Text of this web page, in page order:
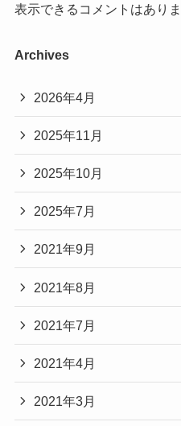
表示できるコメントはありま
Archives
2026年4月
2025年11月
2025年10月
2025年7月
2021年9月
2021年8月
2021年7月
2021年4月
2021年3月